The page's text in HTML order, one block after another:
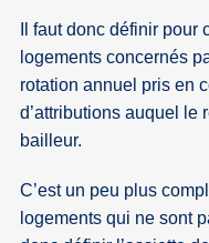
Il faut donc définir
logements concernés
rotation annuel pris en
d’attributions auquel le
bailleur.
C’est un peu plus
logements qui ne sont